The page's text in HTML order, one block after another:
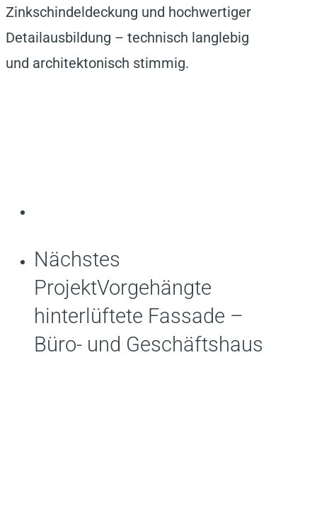
Zinkschindeldeckung und hochwertiger
Detailausbildung – technisch langlebig
und architektonisch stimmig.
Nächstes
ProjektVorgehängte
hinterlüftete Fassade –
Büro- und Geschäftshaus